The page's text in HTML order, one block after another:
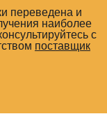
переведена и
наиболее
с
поставщик